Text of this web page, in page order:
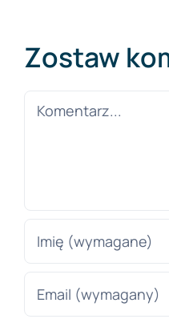
Zostaw
Comment